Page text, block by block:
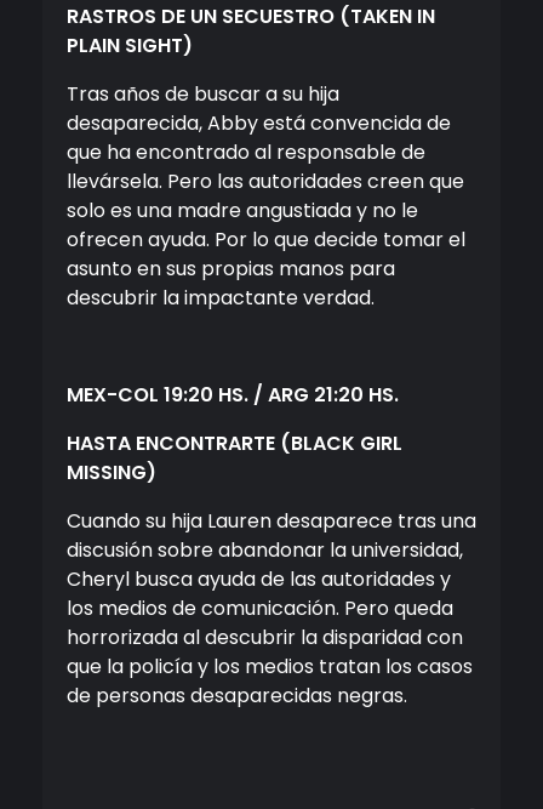
RASTROS DE UN SECUESTRO (TAKEN IN
PLAIN SIGHT)
Tras años de buscar a su hija
desaparecida, Abby está convencida de
que ha encontrado al responsable de
llevársela. Pero las autoridades creen que
solo es una madre angustiada y no le
ofrecen ayuda. Por lo que decide tomar el
asunto en sus propias manos para
descubrir la impactante verdad.
MEX-COL 19:20 HS. / ARG 21:20 HS.
HASTA ENCONTRARTE (BLACK GIRL
MISSING)
Cuando su hija Lauren desaparece tras una
discusión sobre abandonar la universidad,
Cheryl busca ayuda de las autoridades y
los medios de comunicación. Pero queda
horrorizada al descubrir la disparidad con
que la policía y los medios tratan los casos
de personas desaparecidas negras.